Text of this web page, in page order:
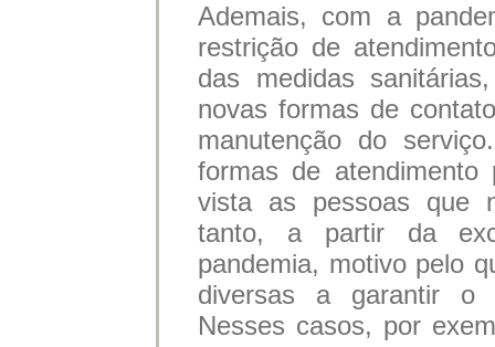
Ademais, com a
restrição de
das medidas
novas formas de
manutenção do
formas de
vista as pessoas que
tanto, a partir da
pandemia, motivo pelo
diversas a garantir o
Nesses casos, por